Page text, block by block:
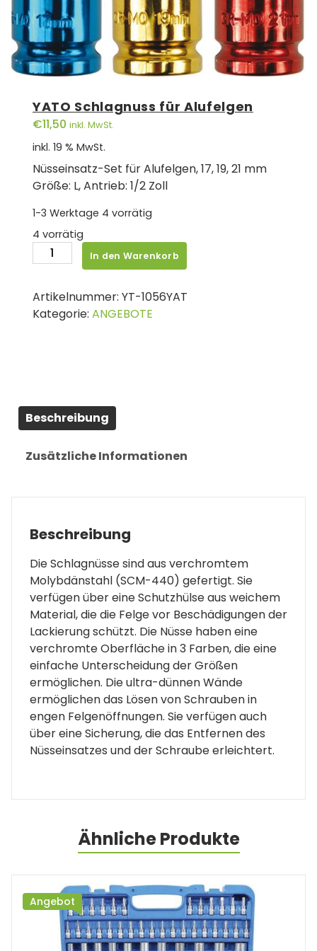
YATO Schlagnuss für Alufelgen
€11,50 inkl. MwSt.
inkl. 19 % MwSt.
Nüsseinsatz-Set für Alufelgen, 17, 19, 21 mm
Größe: L, Antrieb: 1/2 Zoll
1-3 Werktage 4 vorrätig
4 vorrätig
YATO
Schlagnuss
Alufelgen
Menge
In den Warenkorb
Artikelnummer: YT-1056YAT
Kategorie: ANGEBOTE
Beschreibung
Zusätzliche Informationen
Beschreibung
Die Schlagnüsse sind aus verchromtem
Molybdänstahl (SCM-440) gefertigt. Sie
verfügen über eine Schutzhülse aus weichem
Material, die die Felge vor Beschädigungen der
Lackierung schützt. Die Nüsse haben eine
verchromte Oberfläche in 3 Farben, die eine
einfache Unterscheidung der Größen
ermöglichen. Die ultra-dünnen Wände
ermöglichen das Lösen von Schrauben in
engen Felgenöffnungen. Sie verfügen auch
über eine Sicherung, die das Entfernen des
Nüsseinsatzes und der Schraube erleichtert.
Ähnliche Produkte
Angebot